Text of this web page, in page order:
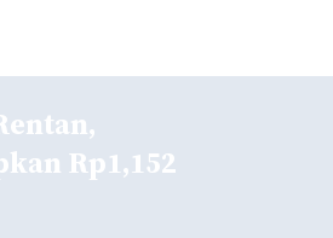
Rp1,152